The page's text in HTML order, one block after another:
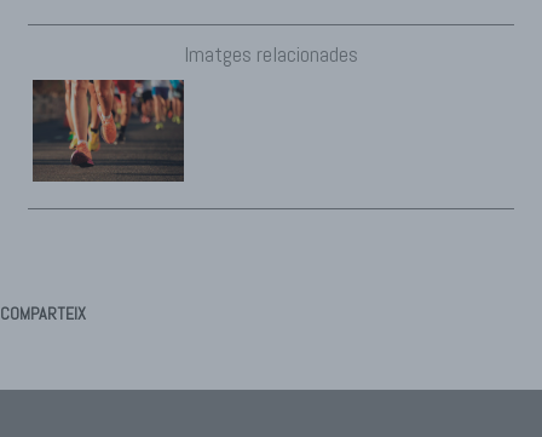
Imatges relacionades
COMPARTEIX